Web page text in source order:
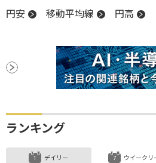
円安 移動平均線 円高
ランキング
デイリー ウイークリ